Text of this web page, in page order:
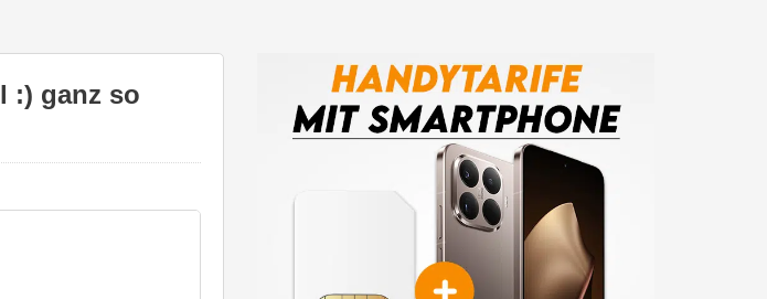
:) ganz so